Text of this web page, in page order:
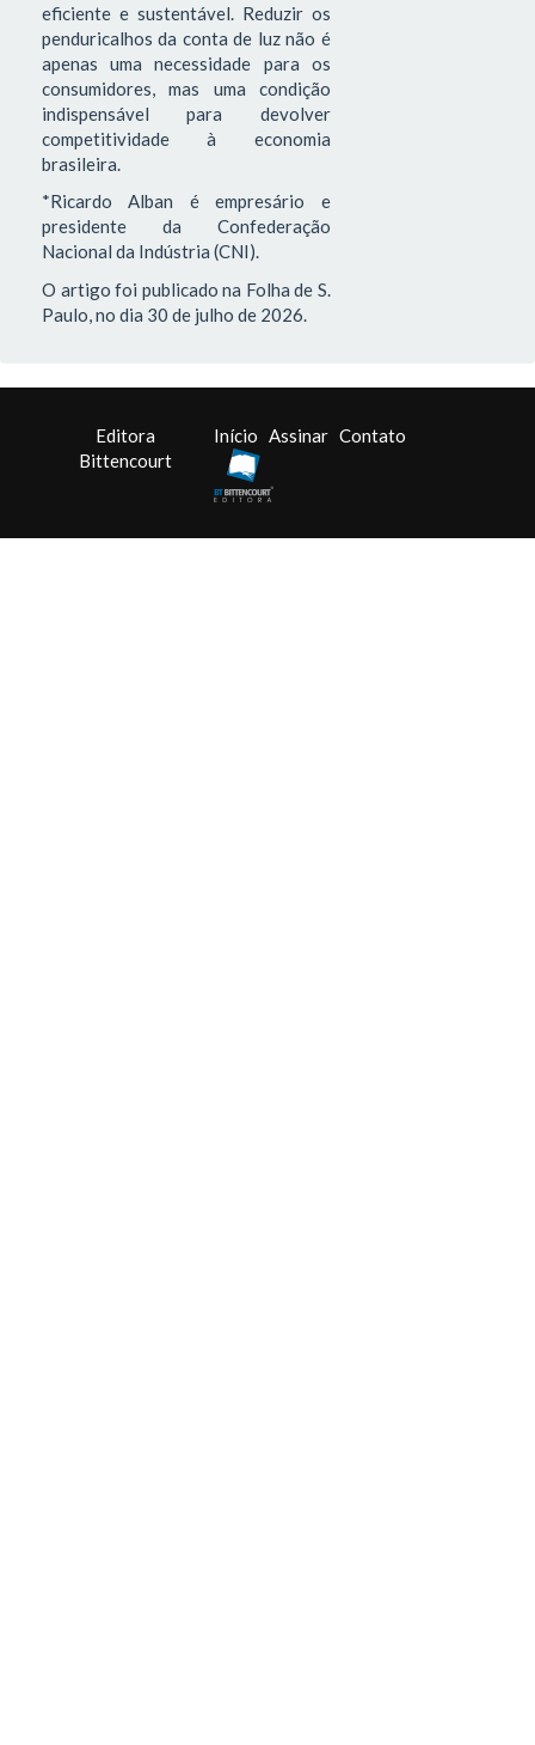
eficiente e sustentável. Reduzir os
penduricalhos da conta de luz não é
apenas uma necessidade para os
consumidores, mas uma condição
indispensável para devolver
competitividade à economia
brasileira.
*Ricardo Alban é empresário e
presidente da Confederação
Nacional da Indústria (CNI).
O artigo foi publicado na Folha de S.
Paulo, no dia 30 de julho de 2026.
Editora
Bittencourt
Início Assinar Contato